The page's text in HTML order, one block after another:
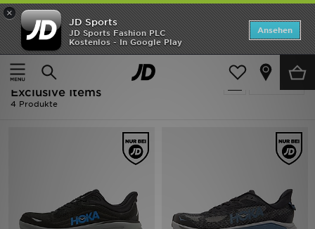
×
JD Sports
JD Sports Fashion PLC
Kostenlos - In Google Play
Ansehen
Startseite
Herren
verfeinern
Herren - HOKA Only Show
Exclusive Items
4 Produkte
Startseite
ANGEBOTE
Marken
Kinder